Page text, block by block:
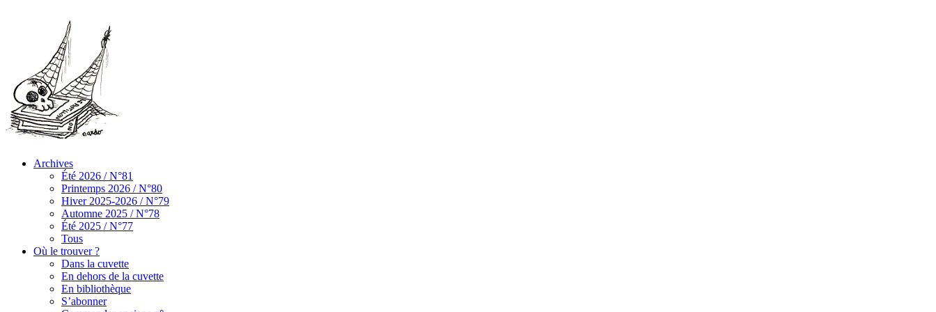
Archives
Été 2026 / N°81
Printemps 2026 / N°80
Hiver 2025-2026 / N°79
Automne 2025 / N°78
Été 2025 / N°77
Tous
Où le trouver ?
Dans la cuvette
En dehors de la cuvette
En bibliothèque
S’abonner